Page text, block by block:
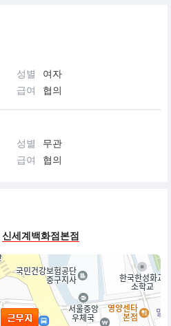
성별
여자
급여 협의
성별
무관
급여 협의
신세계백화점본점